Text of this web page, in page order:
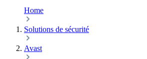
Home
Solutions de sécurité
Avast